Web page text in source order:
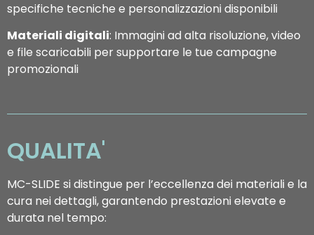
specifiche tecniche e personalizzazioni disponibili
Materiali digitali: Immagini ad alta risoluzione, video
e file scaricabili per supportare le tue campagne
promozionali
QUALITA'
MC-SLIDE si distingue per l’eccellenza dei materiali e la
cura nei dettagli, garantendo prestazioni elevate e
durata nel tempo: